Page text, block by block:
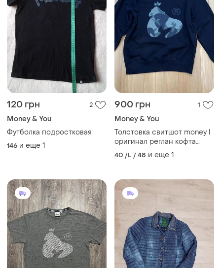
120 грн 2
Money & You
Футболка подростковая
146 и еще 1
900 грн 1
Money & You
Толстовка свитшот money l
оригинал реглан кофта
толстовка
40 /L / 48 и еще 1